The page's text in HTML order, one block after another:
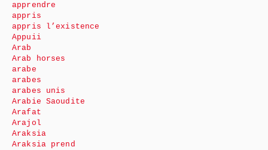
apprendre
appris
appris l’existence
Appuii
Arab
Arab horses
arabe
arabes
arabes unis
Arabie Saoudite
Arafat
Arajol
Araksia
Araksia prend